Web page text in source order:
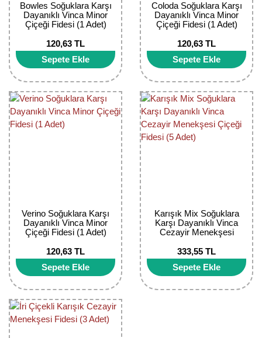
Bowles Soğuklara Karşı
Dayanıklı Vinca Minor
Çiçeği Fidesi (1 Adet)
120,63 TL
Sepete Ekle
Coloda Soğuklara Karşı
Dayanıklı Vinca Minor
Çiçeği Fidesi (1 Adet)
120,63 TL
Sepete Ekle
Verino Soğuklara Karşı
Dayanıklı Vinca Minor
Çiçeği Fidesi (1 Adet)
120,63 TL
Sepete Ekle
Karışık Mix Soğuklara
Karşı Dayanıklı Vinca
Cezayir Menekşesi
333,55 TL
Sepete Ekle
Fındık Fidanı
Girebolu Fidanı
Hünnap Fidanı
Keçiboynuzu Fidanı
Kestane Fidanı
Kiraz Fidanı
Kivi Fidanı
Kızılcık Fidanı